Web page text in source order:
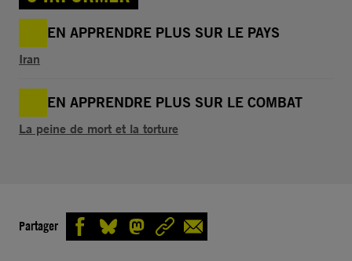
EN APPRENDRE PLUS SUR LE PAYS
Iran
EN APPRENDRE PLUS SUR LE COMBAT
La peine de mort et la torture
Partager